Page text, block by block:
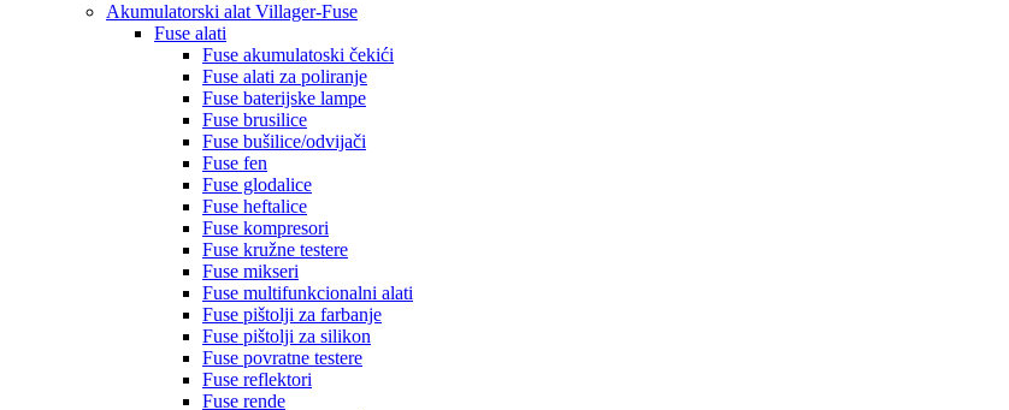
Akumulatorski alat Villager-Fuse
Fuse alati
Fuse akumulatoski čekići
Fuse alati za poliranje
Fuse baterijske lampe
Fuse brusilice
Fuse bušilice/odvijači
Fuse fen
Fuse glodalice
Fuse heftalice
Fuse kompresori
Fuse kružne testere
Fuse mikseri
Fuse multifunkcionalni alati
Fuse pištolji za farbanje
Fuse pištolji za silikon
Fuse povratne testere
Fuse reflektori
Fuse rende